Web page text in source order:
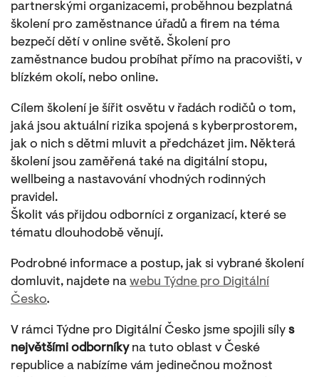
partnerskými organizacemi, proběhnou bezplatná
školení pro zaměstnance úřadů a firem na téma
bezpečí dětí v online světě. Školení pro
zaměstnance budou probíhat přímo na pracovišti, v
blízkém okolí, nebo online.
Cílem školení je šířit osvětu v řadách rodičů o tom,
jaká jsou aktuální rizika spojená s kyberprostorem,
jak o nich s dětmi mluvit a předcházet jim. Některá
školení jsou zaměřená také na digitální stopu,
wellbeing a nastavování vhodných rodinných
pravidel.
Školit vás přijdou odborníci z organizací, které se
tématu dlouhodobě věnují.
Podrobné informace a postup, jak si vybrané školení
domluvit, najdete na webu Týdne pro Digitální
Česko.
V rámci Týdne pro Digitální Česko jsme spojili síly s
největšími odborníkyna tuto oblast v České
republice a nabízíme vám jedinečnou možnost